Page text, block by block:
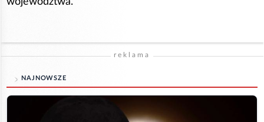
reklama
NAJNOWSZE